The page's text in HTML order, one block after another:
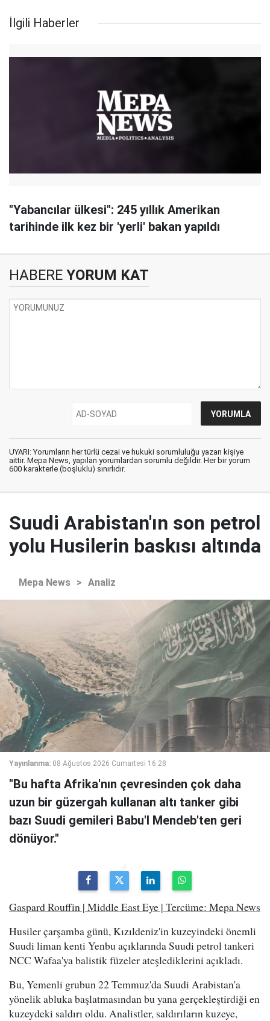
İlgili Haberler
"Yabancılar ülkesi": 245 yıllık Amerikan
tarihinde ilk kez bir 'yerli' bakan yapıldı
HABERE YORUM KAT
UYARI: Yorumların her türlü cezai ve hukuki sorumluluğu yazan kişiye
aittir. Mepa News, yapılan yorumlardan sorumlu değildir. Her bir yorum
600 karakterle (boşluklu) sınırlıdır.
Suudi Arabistan'ın son petrol
yolu Husilerin baskısı altında
Mepa News > Analiz
Yayınlanma: 08 Ağustos 2026 Cumartesi 16:28
"Bu hafta Afrika'nın çevresinden çok daha
uzun bir güzergah kullanan altı tanker gibi
bazı Suudi gemileri Babu'l Mendeb'ten geri
dönüyor."
Gaspard Rouffin | Middle East Eye | Tercüme: Mepa News
Husiler çarşamba günü, Kızıldeniz'in kuzeyindeki önemli
Suudi liman kenti Yenbu açıklarında Suudi petrol tankeri
NCC Wafaa'ya balistik füzeler ateşlediklerini açıkladı.
Bu, Yemenli grubun 22 Temmuz'da Suudi Arabistan'a
yönelik abluka başlatmasından bu yana gerçekleştirdiği en
kuzeydeki saldırı oldu. Analistler, saldırıların kuzeye,